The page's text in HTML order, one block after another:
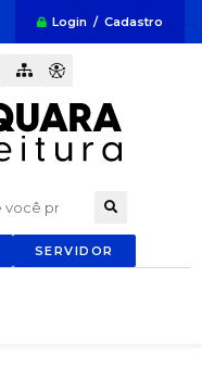
Login / Cadastro
SERVIDOR